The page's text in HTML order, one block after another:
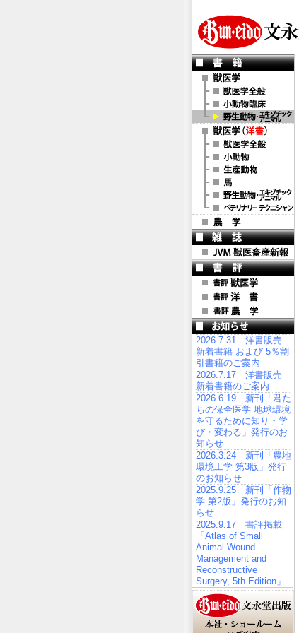
2026.7.31 洋書販売
新着書籍 および 5％割
引書籍のご案内
2026.7.17 洋書販売
新着書籍のご案内
2026.6.19 新刊「君た
ちの保全医学 地球環境
を守るために知り・学
び・変わる」発行のお
知らせ
2026.3.24 新刊「農地
環境工学 第3版」発行
のお知らせ
2025.9.25 新刊「作物
学 第2版」発行のお知
らせ
2025.9.17 書評掲載
「Atlas of Small
Animal Wound
Management and
Reconstructive
Surgery, 5th Edition」